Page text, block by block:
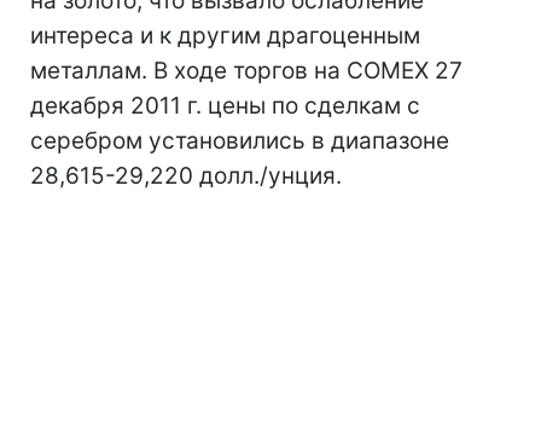
интереса и к другим драгоценным
металлам. В ходе торгов на COMEX 27
декабря 2011 г. цены по сделкам с
серебром установились в диапазоне
28,615-29,220 долл./унция.